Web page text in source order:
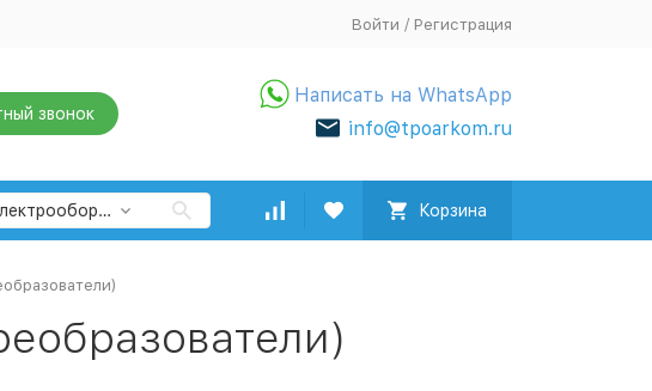
Войти / Регистрация
звонок
Написать на WhatsApp
info@tpoarkom.ru
Электрооборудование Корзина